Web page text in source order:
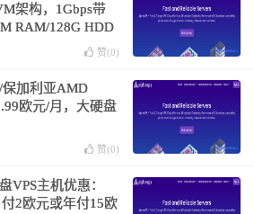
架构，1Gbps带
RAM/128G HDD
赞(0)
保加利亚AMD
欧元/月，大硬盘
赞(0)
VPS主机优惠：
2欧元或年付15欧